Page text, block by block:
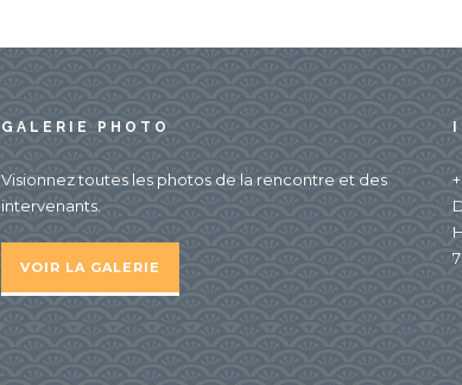
GALERIE PHOTO
Visionnez toutes les photos de la rencontre et des
intervenants.
VOIR LA GALERIE